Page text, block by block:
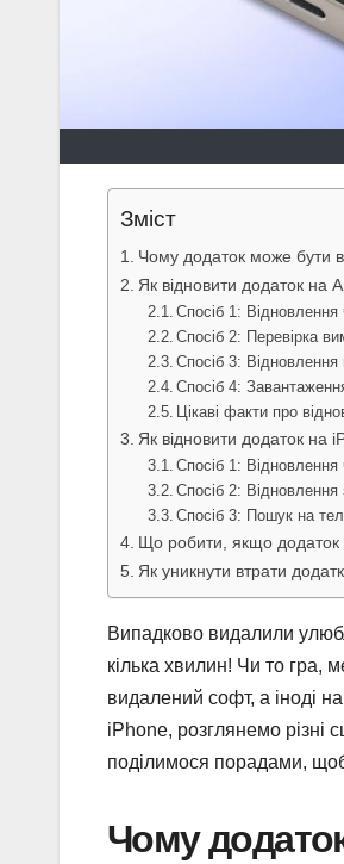
Зміст
Чому додаток може бути
Як відновити додаток на
Спосіб 1:
Спосіб 2: Перевірка
Спосіб 3:
Спосіб 4:
Цікаві факти про
Як відновити додаток на
Спосіб 1:
Спосіб 2: Відновлення
Спосіб 3: Пошук на
Що робити, якщо додаток
Як уникнути втрати
Випадково видалили
кілька хвилин! Чи то гра,
видалений софт, а іноді
iPhone, розглянемо різні
поділимося порадами, щоб
Чому